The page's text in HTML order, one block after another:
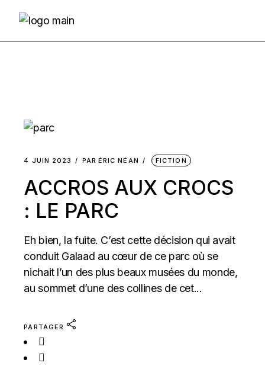
4 JUIN 2023 PAR ÉRIC NÉAN FICTION
ACCROS AUX CROCS
: LE PARC
Eh bien, la fuite. C’est cette décision qui avait
conduit Galaad au cœur de ce parc où se
nichait l’un des plus beaux musées du monde,
au sommet d’une des collines de cet...
PARTAGER